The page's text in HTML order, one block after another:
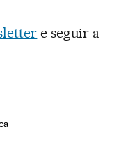
e seguir a